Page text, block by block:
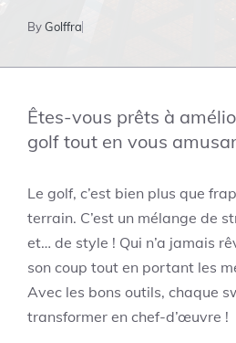
ByGolffra
Êtes-vous prêts à
golf tout en vous
Le golf, c’est bien plus que
terrain. C’est un mélange de
et… de style ! Qui n’a jamais
son coup tout en portant les
Avec les bons outils, chaque
transformer en chef-d’œuvre !